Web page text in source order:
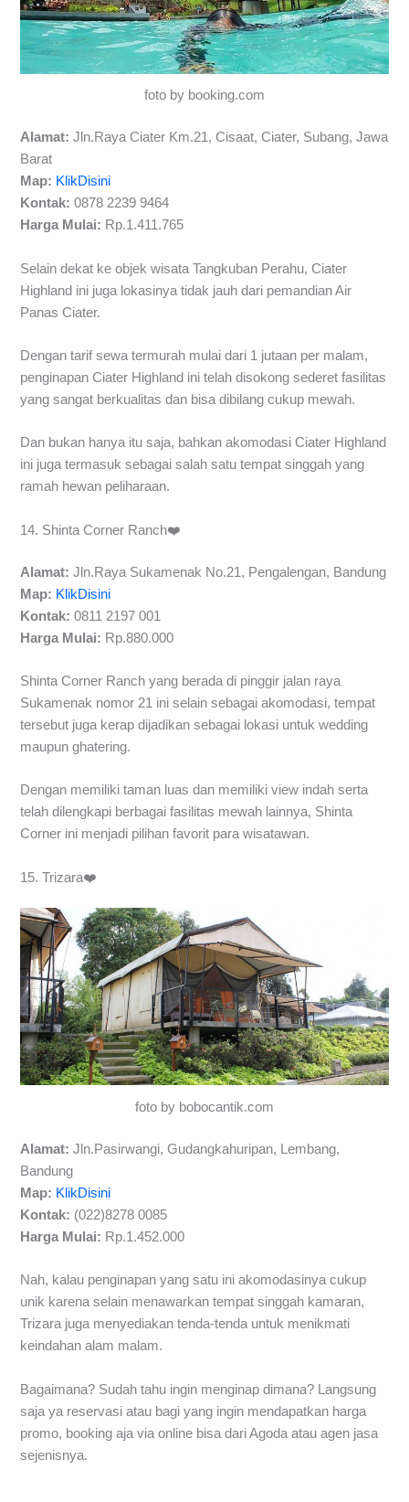
foto by booking.com
Alamat: Jln.Raya Ciater Km.21, Cisaat, Ciater, Subang, Jawa
Barat
Map: KlikDisini
Kontak: 0878 2239 9464
Harga Mulai: Rp.1.411.765
Selain dekat ke objek wisata Tangkuban Perahu, Ciater
Highland ini juga lokasinya tidak jauh dari pemandian Air
Panas Ciater.
Dengan tarif sewa termurah mulai dari 1 jutaan per malam,
penginapan Ciater Highland ini telah disokong sederet fasilitas
yang sangat berkualitas dan bisa dibilang cukup mewah.
Dan bukan hanya itu saja, bahkan akomodasi Ciater Highland
ini juga termasuk sebagai salah satu tempat singgah yang
ramah hewan peliharaan.
14. Shinta Corner Ranch❤️
Alamat: Jln.Raya Sukamenak No.21, Pengalengan, Bandung
Map: KlikDisini
Kontak: 0811 2197 001
Harga Mulai: Rp.880.000
Shinta Corner Ranch yang berada di pinggir jalan raya
Sukamenak nomor 21 ini selain sebagai akomodasi, tempat
tersebut juga kerap dijadikan sebagai lokasi untuk wedding
maupun ghatering.
Dengan memiliki taman luas dan memiliki view indah serta
telah dilengkapi berbagai fasilitas mewah lainnya, Shinta
Corner ini menjadi pilihan favorit para wisatawan.
15. Trizara❤️
foto by bobocantik.com
Alamat: Jln.Pasirwangi, Gudangkahuripan, Lembang,
Bandung
Map: KlikDisini
Kontak: (022)8278 0085
Harga Mulai: Rp.1.452.000
Nah, kalau penginapan yang satu ini akomodasinya cukup
unik karena selain menawarkan tempat singgah kamaran,
Trizara juga menyediakan tenda-tenda untuk menikmati
keindahan alam malam.
Bagaimana? Sudah tahu ingin menginap dimana? Langsung
saja ya reservasi atau bagi yang ingin mendapatkan harga
promo, booking aja via online bisa dari Agoda atau agen jasa
sejenisnya.